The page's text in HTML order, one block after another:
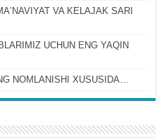
VA KELAJAK SARI
UCHUN ENG YAQIN
NOMLANISHI XUSUSIDA…